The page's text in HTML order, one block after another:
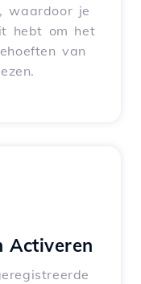
waardoor je
hebt om het
van
Activeren